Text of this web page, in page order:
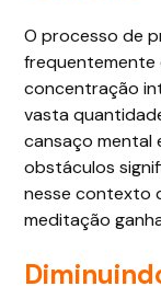
O processo de
frequentemente
concentração
vasta
cansaço mental
obstáculos
nesse contexto
meditação